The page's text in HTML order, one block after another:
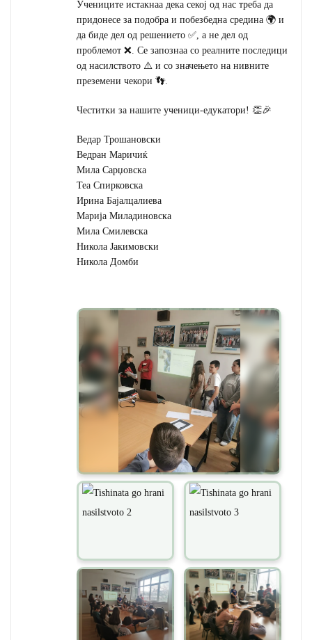
Учениците истакнаа дека секој од нас треба да
придонесе за подобра и побезбедна средина 🌍 и
да биде дел од решението ✅, а не дел од
проблемот ❌. Се запознаа со реалните последици
од насилството ⚠️ и со значењето на нивните
преземени чекори 👣.
Честитки за нашите ученици-едукатори! 👏🎉
Ведар Трошановски
Ведран Маричиќ
Мила Сарџовска
Теа Спирковска
Ирина Бајалцалиева
Марија Миладиновска
Мила Смилевска
Никола Јакимовски
Никола Домби